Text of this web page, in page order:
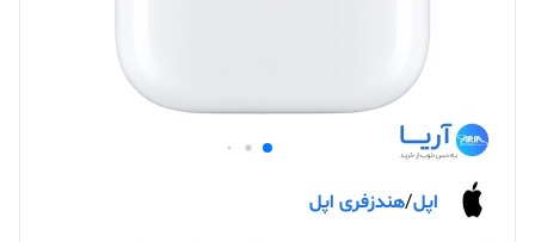
اپل/هندزفری اپل